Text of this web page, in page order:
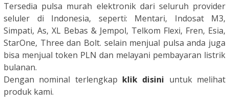
Tersedia pulsa murah elektronik dari seluruh provider
seluler di Indonesia, seperti: Mentari, Indosat M3,
Simpati, As, XL Bebas & Jempol, Telkom Flexi, Fren, Esia,
StarOne, Three dan Bolt. selain menjual pulsa anda juga
bisa menjual token PLN dan melayani pembayaran listrik
bulanan.
Dengan nominal terlengkap klik disini untuk melihat
produk kami.